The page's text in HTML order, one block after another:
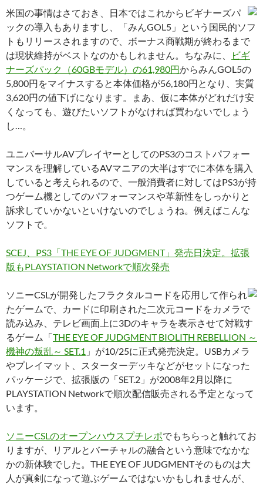
米国の事情はさておき、日本ではこれからビギナーズパ
ックの導入もありますし、「みんGOL5」という国民的ソフ
トもリリースされますので、ボーナス商戦期が終わるまで
は現状維持がベストなのかもしれません。ちなみに、
ビギ
ナーズパック（60GBモデル）の61,980円からみんGOL5の
5,800円をマイナスすると本体価格が56,180円となり、実質
3,620円の値下げになります。まあ、仮に本体がどれだけ安
くなっても、遊びたいソフトがなければ買わないでしょう
し…。
ユニバーサルAVプレイヤーとしてのPS3のコストパフォー
マンスを理解しているAVマニアの大半はすでに本体を購入
していると考えられるので、一般消費者に対してはPS3が持
つゲーム機としてのパフォーマンスや革新性をしっかりと
訴求していかないといけないのでしょうね。例えばこんな
ソフトで。
SCEJ、PS3「THE EYE OF JUDGMENT」発売日決定。拡張
版もPLAYSTATION Networkで順次発売
ソニーCSLが開発したフラクタルコードを応用して作られ
たゲームで、カードに印刷された二次元コードをカメラで
読み込み、テレビ画面上に3Dのキャラを表示させて対戦す
るゲーム「THE EYE OF JUDGMENT BIOLITH REBELLION ～
機神の叛乱～ SET.1 」が10/25に正式発売決定。USBカメラ
やプレイマット、スターターデッキなどがセットになった
パッケージで、拡張版の「SET.2」が2008年2月以降に
PLAYSTATION Networkで順次配信販売される予定となって
います。
ソニーCSLのオープンハウスプチレポでもちらっと触れてお
りますが、リアルとバーチャルの融合という意味でなかな
かの新体験でした。THE EYE OF JUDGMENTそのものは大
人が真剣になって遊ぶゲームではないかもしれませんが、